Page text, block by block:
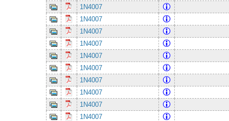
1N4007
1N4007
1N4007
1N4007
1N4007
1N4007
1N4007
1N4007
1N4007
1N4007